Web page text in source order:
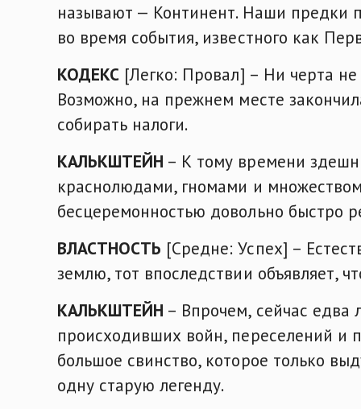
называют — Континент. Наши предки
во время события, известного как
КОДЕКС [Легко: Провал] – Ни черта
Возможно, на прежнем месте
собирать налоги.
КАЛЬКШТЕЙН – К тому времени
краснолюдами, гномами и
бесцеремонностью довольно быстро
ВЛАСТНОСТЬ [Средне: Успех] –
землю, тот впоследствии объявляет,
КАЛЬКШТЕЙН – Впрочем, сейчас едва
происходивших войн, переселений и
большое свинство, которое только
одну старую легенду.